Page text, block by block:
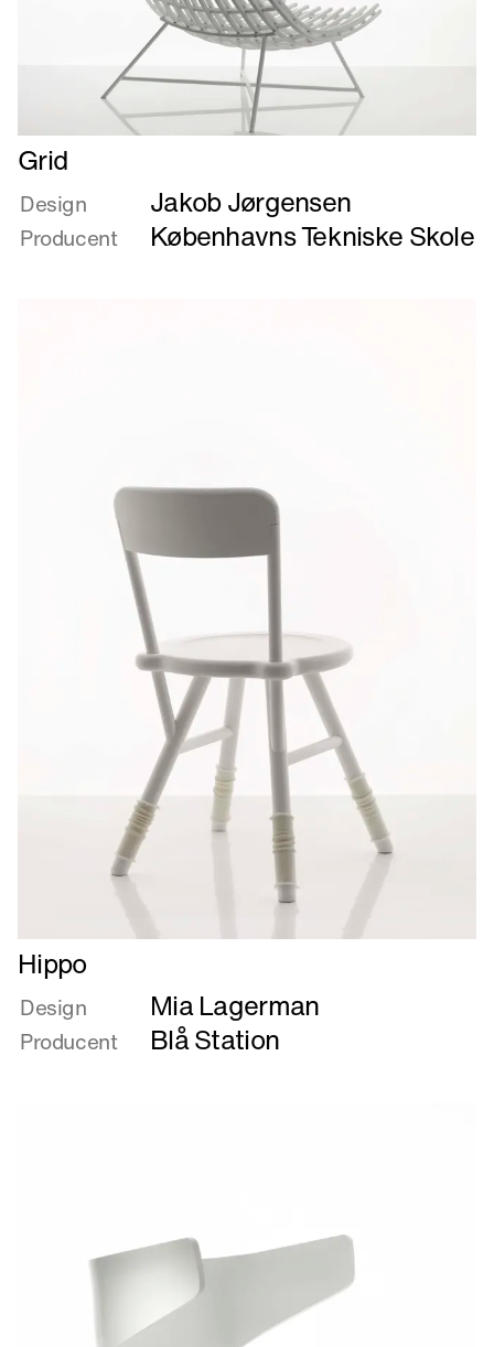
Læs
mere
om
Grid
Grid
Design Jakob Jørgensen
Producent Københavns Tekniske Skole
Læs
mere
om
Hippo
Hippo
Design Mia Lagerman
Producent Blå Station